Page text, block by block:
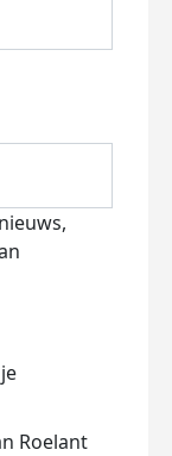
Roelant